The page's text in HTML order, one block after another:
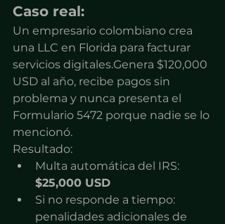
Caso real:
Un empresario colombiano crea
una LLC en Florida para facturar
servicios digitales.Genera $120,000
USD al año, recibe pagos sin
problema y nunca presenta el
Formulario 5472 porque nadie se lo
mencionó.
Resultado:
Multa automática del IRS:
$25,000 USD
Si no responde a tiempo:
penalidades adicionales de